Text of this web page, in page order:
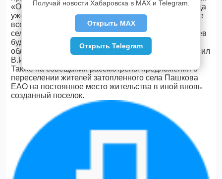
«Очевидно, что в затопленных школах до конца года
уже не начнется учебный год. Более того, далеко не
все школьники смогут быстро вернуться в родные
села. На базе детских санаториев и профилакториев
будут открыты учебные заведения в Амурской
области и Еврейской автономной области», — заявил
В.Ишаев.
Также на совещании рассмотрены предложения о
переселении жителей затопленного села Пашкова
ЕАО на постоянное место жительства в иной вновь
созданный поселок.
Получай новости Хабаровска в MAX и Telegram.
Открыть MAX
Открыть Telegram